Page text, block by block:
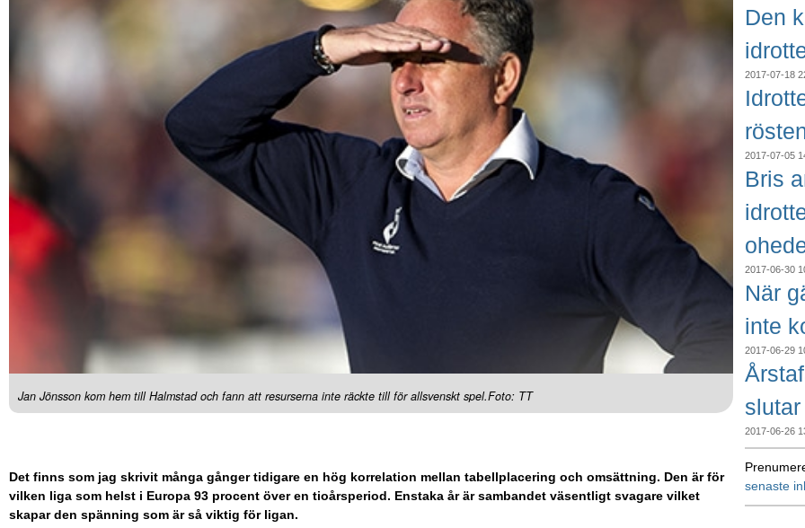
Jan Jönsson kom hem till Halmstad och fann att resurserna inte räckte till för allsvenskt spel.Foto: TT
Det finns som jag skrivit många gånger tidigare en hög korrelation mellan tabellplacering och omsättning. Den är för
vilken liga som helst i Europa 93 procent över en tioårsperiod. Enstaka år är sambandet väsentligt svagare vilket
skapar den spänning som är så viktig för ligan.
Den
2017-07-18
2017-07-05
Bris
2017-06-30
När
inte
2017-06-29
2017-06-26
senaste